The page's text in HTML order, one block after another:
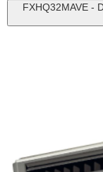
FXHQ32MAVE -